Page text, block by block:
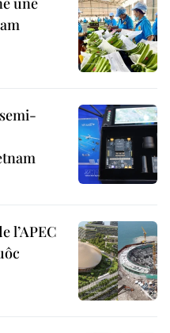
l’APEC